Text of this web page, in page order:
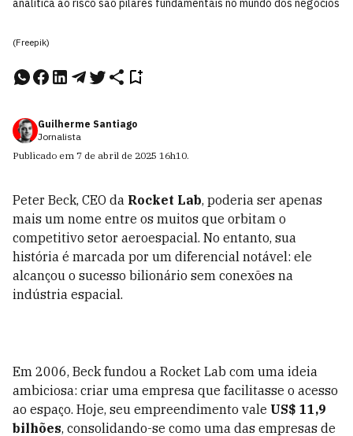
analítica ao risco são pilares fundamentais no mundo dos negócios
(Freepik)
Guilherme Santiago
Jornalista
Publicado em 7 de abril de 2025 16h10.
Peter Beck, CEO da Rocket Lab, poderia ser apenas
mais um nome entre os muitos que orbitam o
competitivo setor aeroespacial. No entanto, sua
história é marcada por um diferencial notável: ele
alcançou o sucesso bilionário sem conexões na
indústria espacial.
Em 2006, Beck fundou a Rocket Lab com uma ideia
ambiciosa: criar uma empresa que facilitasse o acesso
ao espaço. Hoje, seu empreendimento vale US$ 11,9
bilhões, consolidando-se como uma das empresas de